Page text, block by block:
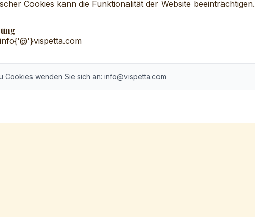
Cookies kann die Funktionalität der Website beeinträchtigen.
Cookies wenden Sie sich an: info@vispetta.com